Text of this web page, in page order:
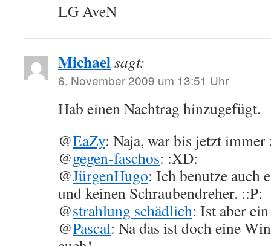
LG AveN
Michaelsagt:
6. November 2009 um 13:51 Uhr
Hab einen Nachtrag hinzugefügt.
@EaZy: Naja, war bis jetzt
@gegen-faschos: :XD:
@JürgenHugo: Ich benutze auch
und keinen Schraubendreher. ::P:
@strahlung schädlich: Ist aber
@Pascal: Na das ist doch eine